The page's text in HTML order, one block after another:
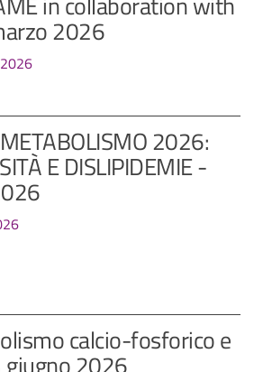
2026
2026:
E DISLIPIDEMIE -
calcio-fosforico e